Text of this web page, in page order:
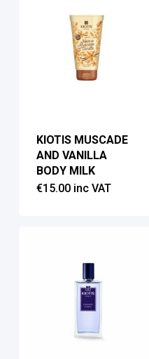
KIOTIS MUSCADE
AND VANILLA
BODY MILK
€15.00 inc VAT